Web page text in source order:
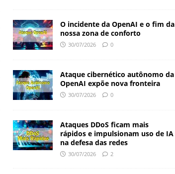
O incidente da OpenAI e o fim da
nossa zona de conforto
30/07/2026 0
Ataque cibernético autônomo da
OpenAI expõe nova fronteira
30/07/2026 0
Ataques DDoS ficam mais
rápidos e impulsionam uso de IA
na defesa das redes
30/07/2026 2